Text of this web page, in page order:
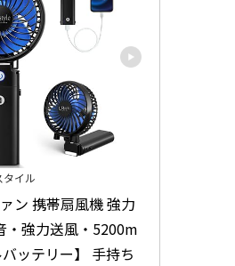
タイル
ン 携帯扇風機 強力
・強力送風・5200m
ッテリー】 手持ち